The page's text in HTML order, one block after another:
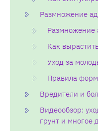
Размножение
Размножение
Как
Уход за
Правила
Вредители и
Видеообзор:
грунт и многое